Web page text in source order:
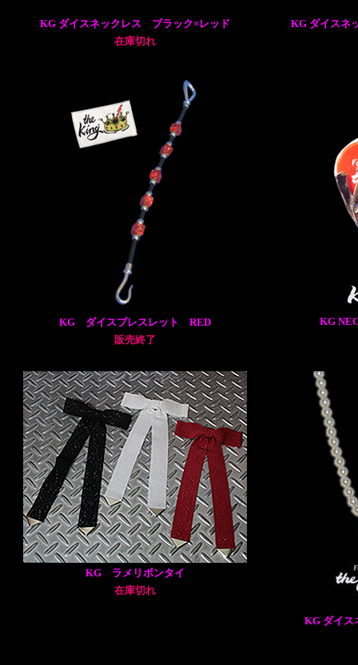
KG ダイスネックレス ブラック×レッド
在庫切れ
KG ダイスネ
KG ダイスブレスレット RED
販売終了
KG
KG ラメリボンタイ
在庫切れ
KG ダイ